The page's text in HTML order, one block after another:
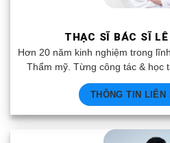
THẠC SĨ BÁC SĨ LÊ
Hơn 20 năm kinh nghiệm trong
Thẩm mỹ. Từng công tác & học
THÔNG TIN LIÊN